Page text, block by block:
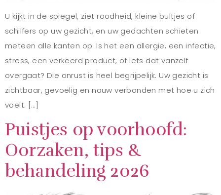
U kijkt in de spiegel, ziet roodheid, kleine bultjes of
schilfers op uw gezicht, en uw gedachten schieten
meteen alle kanten op. Is het een allergie, een infectie,
stress, een verkeerd product, of iets dat vanzelf
overgaat? Die onrust is heel begrijpelijk. Uw gezicht is
zichtbaar, gevoelig en nauw verbonden met hoe u zich
voelt. […]
Puistjes op voorhoofd:
Oorzaken, tips &
behandeling 2026